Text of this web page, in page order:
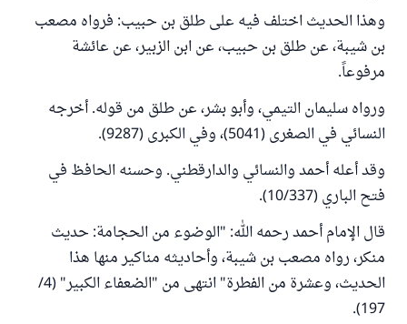
وهذا الحديث اختلف فيه على طلق بن حبيب: فرواه مصعب
بن شيبة، عن طلق بن حبيب، عن ابن الزبير، عن عائشة
مرفوعاً.
ورواه سليمان التيمي، وأبو بشر، عن طلق من قوله. أخرجه
النسائي في الصغرى (5041)، وفي الكبرى (9287).
وقد أعله أحمد والنسائي والدارقطني. وحسنه الحافظ في
فتح الباري (10/337).
قال الإمام أحمد رحمه الله: "الوضوء من الحجامة: حديث
منكر، رواه مصعب بن شيبة، وأحاديثه مناكير منها هذا
الحديث، وعشرة من الفطرة" انتهى من "الضعفاء الكبير" (4/
197).